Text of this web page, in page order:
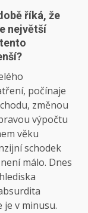
říká, že
největší
počínaje
změnou
výpočtu
věku
schodek
málo. Dnes
v minusu.